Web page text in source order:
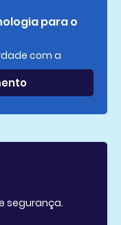
para o
com a
segurança.